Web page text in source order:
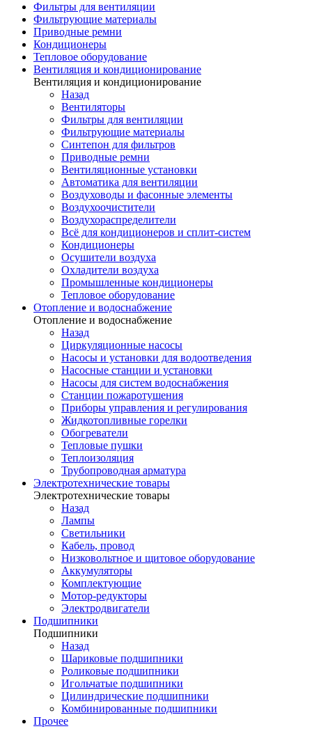
Фильтры для вентиляции
Фильтрующие материалы
Приводные ремни
Кондиционеры
Тепловое оборудование
Вентиляция и кондиционирование
Вентиляция и кондиционирование
Назад
Вентиляторы
Фильтры для вентиляции
Фильтрующие материалы
Синтепон для фильтров
Приводные ремни
Вентиляционные установки
Автоматика для вентиляции
Воздуховоды и фасонные элементы
Воздухоочистители
Воздухораспределители
Всё для кондиционеров и сплит-систем
Кондиционеры
Осушители воздуха
Охладители воздуха
Промышленные кондиционеры
Тепловое оборудование
Отопление и водоснабжение
Отопление и водоснабжение
Назад
Циркуляционные насосы
Насосы и установки для водоотведения
Насосные станции и установки
Насосы для систем водоснабжения
Станции пожаротушения
Приборы управления и регулирования
Жидкотопливные горелки
Обогреватели
Тепловые пушки
Теплоизоляция
Трубопроводная арматура
Электротехнические товары
Электротехнические товары
Назад
Лампы
Светильники
Кабель, провод
Низковольтное и щитовое оборудование
Аккумуляторы
Комплектующие
Мотор-редукторы
Электродвигатели
Подшипники
Подшипники
Назад
Шариковые подшипники
Роликовые подшипники
Игольчатые подшипники
Цилиндрические подшипники
Комбинированные подшипники
Прочее